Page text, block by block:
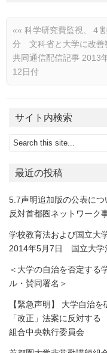
«« 科学研究費監視、４
分 文科省と大学に改
共同通信配信記事 2013
12日付
サイト内検索
最近の投稿
5.7声明追加版の公表に
反対首都圏ネットワーク
学校教育法および国立大
2014年5月7日 国立大学
＜大学の自治を否定する
ル・賛同署名＞
【緊急声明】 大学自治
「改正」法案に反対す
組合中央執行委員会